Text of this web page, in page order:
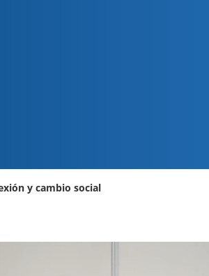
y cambio social